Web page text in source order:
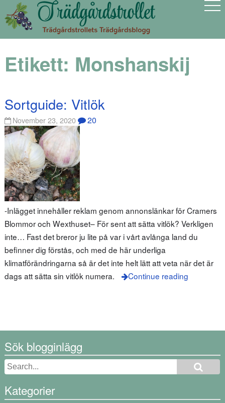
Etikett: Monshanskij
Sortguide: Vitlök
November 23, 2020 20
-Inlägget innehåller reklam genom annonslänkar för Cramers
Blommor och Wexthuset– För sent att sätta vitlök? Verkligen
inte… Fast det breror ju lite på var i vårt avlånga land du
befinner dig förstås, och med de här underliga
klimatförändringarna så är det inte helt lätt att veta när det är
dags att sätta sin vitlök numera.
Continue reading
Sök blogginlägg
Kategorier